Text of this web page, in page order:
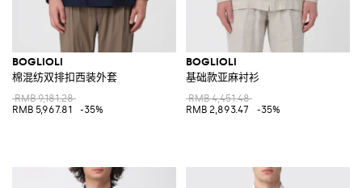
BOGLIOLI
棉混纺双排扣西装外套
RMB 9,181.28
RMB 5,967.81
-35%
BOGLIOLI
基础款亚麻衬衫
RMB 4,451.48
RMB 2,893.47
-35%